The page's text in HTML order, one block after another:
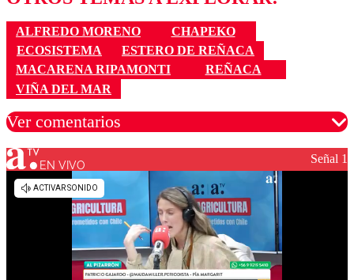
ALFREDO MORENO
CHAPEKO
ECOSISTEMA
ESTERO DE REÑACA
MACARENA RIPAMONTI
REÑACA
VIÑA DEL MAR
Ver comentarios
Los comentarios son moderados para garantizar un
diálogo respetuoso.
EN VIVO Señal 1